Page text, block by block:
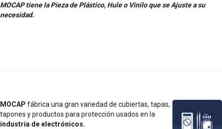
MOCAP tiene la Pieza de Plástico, Hule o Vinilo que se Ajuste a su
necesidad.
MOCAP fábrica una gran variedad de cubiertas, tapas,
tapones y productos para protección usados en la
industria de electrónicos.